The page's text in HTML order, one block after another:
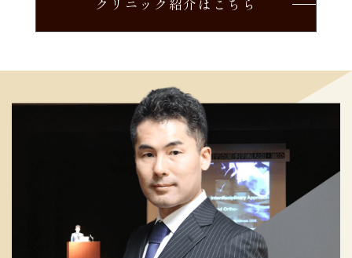
クリニック紹介はこちら